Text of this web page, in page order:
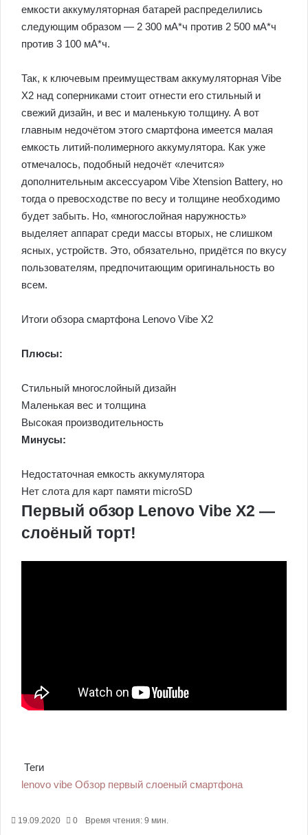
емкости аккумуляторная батарей распределились
следующим образом — 2 300 мА*ч против 2 500 мА*ч
против 3 100 мА*ч.
Так, к ключевым преимуществам аккумуляторная Vibe
X2 над соперниками стоит отнести его стильный и
свежий дизайн, и вес и маленькую толщину. А вот
главным недочётом этого смартфона имеется малая
емкость литий-полимерного аккумулятора. Как уже
отмечалось, подобный недочёт «лечится»
дополнительным аксессуаром Vibe Xtension Battery, но
тогда о превосходстве по весу и толщине необходимо
будет забыть. Но, «многослойная наружность»
выделяет аппарат среди массы вторых, не слишком
ясных, устройств. Это, обязательно, придётся по вкусу
пользователям, предпочитающим оригинальность во
всем.
Итоги обзора смартфона Lenovo Vibe X2
Плюсы:
Стильный многослойный дизайн
Маленькая вес и толщина
Высокая производительность
Минусы:
Недостаточная емкость аккумулятора
Нет слота для карт памяти microSD
Первый обзор Lenovo Vibe X2 —
слоёный торт!
Теги
lenovo vibe Обзор первый слоеный смартфона
19.09.2020 0 Время чтения: 9 мин.